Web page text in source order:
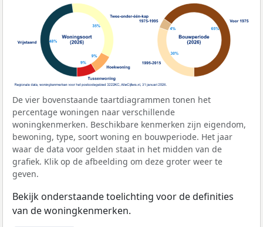
De vier bovenstaande taartdiagrammen tonen het
percentage woningen naar verschillende
woningkenmerken. Beschikbare kenmerken zijn eigendom,
bewoning, type, soort woning en bouwperiode. Het jaar
waar de data voor gelden staat in het midden van de
grafiek. Klik op de afbeelding om deze groter weer te
geven.
Bekijk onderstaande toelichting voor de definities
van de woningkenmerken.